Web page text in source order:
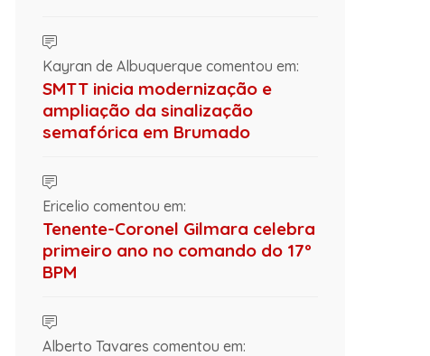
Kayran de Albuquerque comentou em:
SMTT inicia modernização e
ampliação da sinalização
semafórica em Brumado
Ericelio comentou em:
Tenente-Coronel Gilmara celebra
primeiro ano no comando do 17º
BPM
Alberto Tavares comentou em: